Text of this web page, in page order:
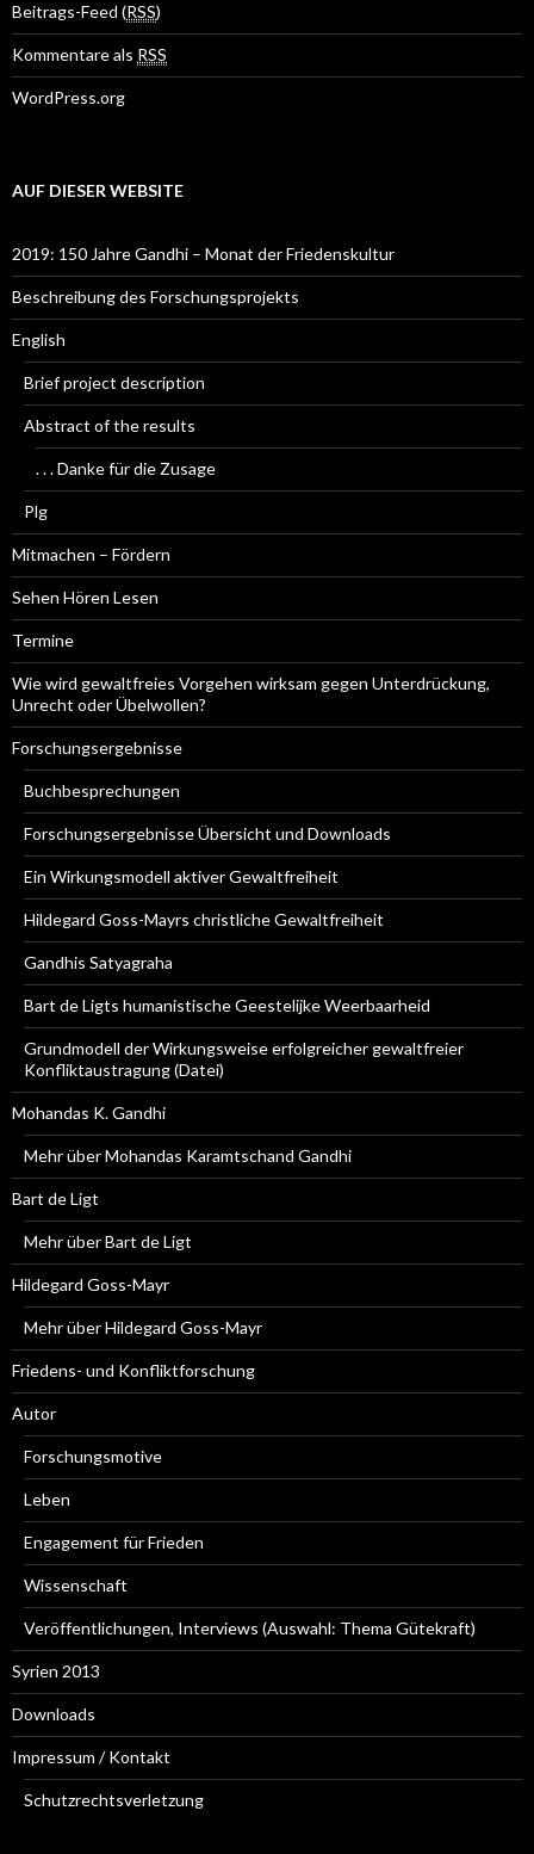
Beitrags-Feed (RSS)
Kommentare als RSS
WordPress.org
AUF DIESER WEBSITE
2019: 150 Jahre Gandhi – Monat der Friedenskultur
Beschreibung des Forschungsprojekts
English
Brief project description
Abstract of the results
. . . Danke für die Zusage
Plg
Mitmachen – Fördern
Sehen Hören Lesen
Termine
Wie wird gewaltfreies Vorgehen wirksam gegen Unterdrückung,
Unrecht oder Übelwollen?
Forschungsergebnisse
Buchbesprechungen
Forschungsergebnisse Übersicht und Downloads
Ein Wirkungsmodell aktiver Gewaltfreiheit
Hildegard Goss-Mayrs christliche Gewaltfreiheit
Gandhis Satyagraha
Bart de Ligts humanistische Geestelijke Weerbaarheid
Grundmodell der Wirkungsweise erfolgreicher gewaltfreier
Konfliktaustragung (Datei)
Mohandas K. Gandhi
Mehr über Mohandas Karamtschand Gandhi
Bart de Ligt
Mehr über Bart de Ligt
Hildegard Goss-Mayr
Mehr über Hildegard Goss-Mayr
Friedens- und Konfliktforschung
Autor
Forschungsmotive
Leben
Engagement für Frieden
Wissenschaft
Veröffentlichungen, Interviews (Auswahl: Thema Gütekraft)
Syrien 2013
Downloads
Impressum / Kontakt
Schutzrechtsverletzung